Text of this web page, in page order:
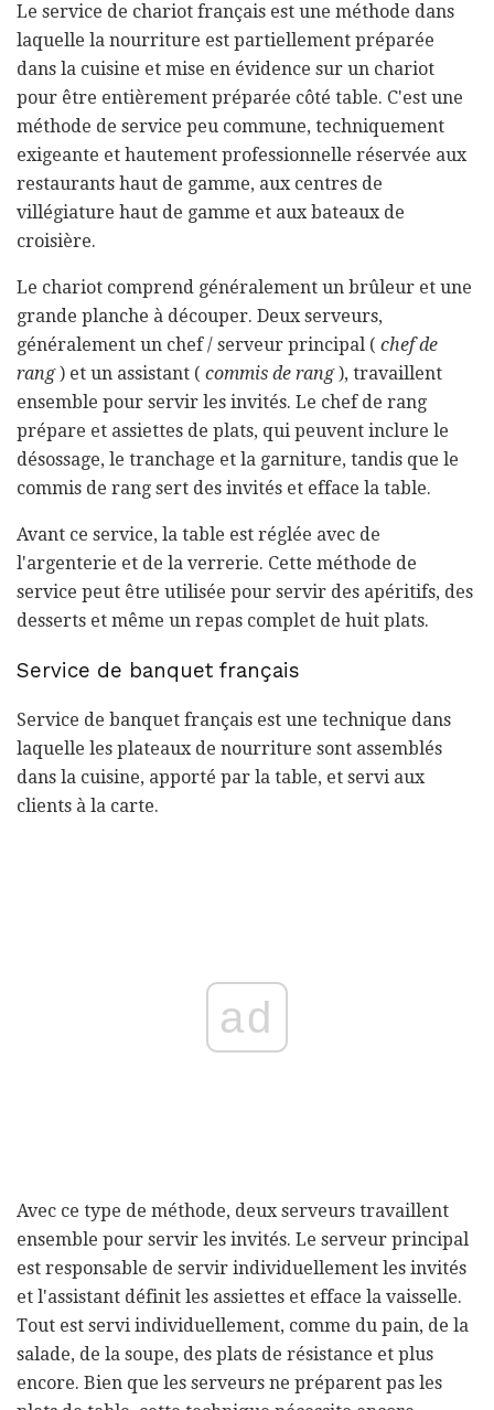
Le service de chariot français est une méthode dans
laquelle la nourriture est partiellement préparée
dans la cuisine et mise en évidence sur un chariot
pour être entièrement préparée côté table. C'est une
méthode de service peu commune, techniquement
exigeante et hautement professionnelle réservée aux
restaurants haut de gamme, aux centres de
villégiature haut de gamme et aux bateaux de
croisière.
Le chariot comprend généralement un brûleur et une
grande planche à découper. Deux serveurs,
généralement un chef / serveur principal ( chef de
rang) et un assistant ( commis de rang), travaillent
ensemble pour servir les invités. Le chef de rang
prépare et assiettes de plats, qui peuvent inclure le
désossage, le tranchage et la garniture, tandis que le
commis de rang sert des invités et efface la table.
Avant ce service, la table est réglée avec de
l'argenterie et de la verrerie. Cette méthode de
service peut être utilisée pour servir des apéritifs, des
desserts et même un repas complet de huit plats.
Service de banquet français
Service de banquet français est une technique dans
laquelle les plateaux de nourriture sont assemblés
dans la cuisine, apporté par la table, et servi aux
clients à la carte.
ad
Avec ce type de méthode, deux serveurs travaillent
ensemble pour servir les invités. Le serveur principal
est responsable de servir individuellement les invités
et l'assistant définit les assiettes et efface la vaisselle.
Tout est servi individuellement, comme du pain, de la
salade, de la soupe, des plats de résistance et plus
encore. Bien que les serveurs ne préparent pas les